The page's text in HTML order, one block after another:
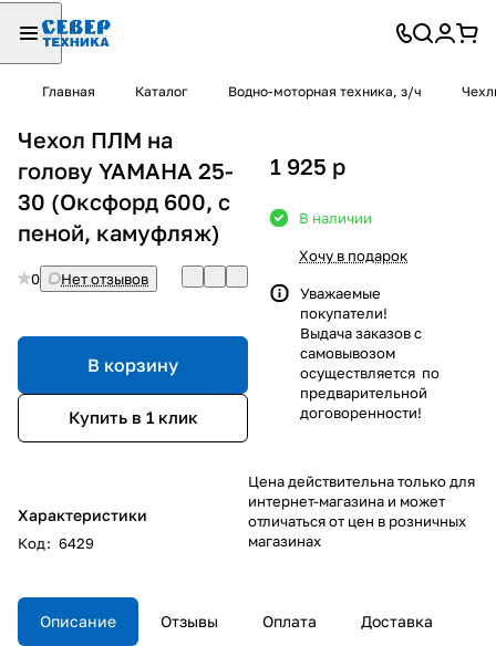
Главная Каталог Водно-моторная техника, з/ч
Чехол ПЛМ на
голову YAMAHA 25-
30 (Оксфорд 600, с
пеной, камуфляж)
0 Нет отзывов
В корзину
Купить в 1 клик
Характеристики
Код: 6429
1 925 p
В наличии
Хочу в подарок
Уважаемые
покупатели!
Выдача заказов с
самовывозом
осуществляется по
предварительной
договоренности!
Цена действительна только для
интернет-магазина и может
отличаться от цен в розничных
магазинах
Описание Отзывы Оплата Доставка